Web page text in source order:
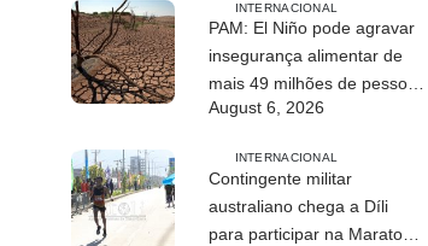
INTERNACIONAL
PAM: El Niño pode agravar
insegurança alimentar de
mais 49 milhões de pessoas
até 2027
August 6, 2026
INTERNACIONAL
Contingente militar
australiano chega a Díli
para participar na Maratona